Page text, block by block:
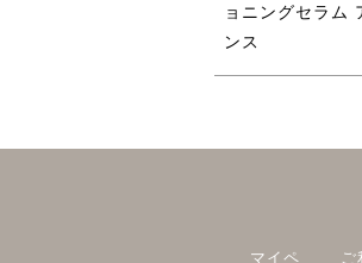
ョニングセラム
ンス
マイペ ご